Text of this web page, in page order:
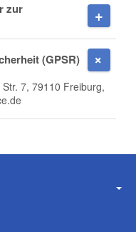
zur
(GPSR)
7, 79110 Freiburg,